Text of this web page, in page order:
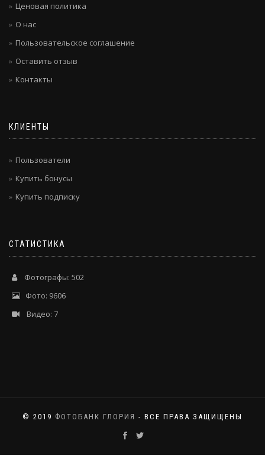
Ценовая политика
О нас
Пользовательское соглашение
Оставить отзыв
Контакты
КЛИЕНТЫ
Пользователи
Купить бонусы
Купить подписку
СТАТИСТИКА
Фотографы: 502
Фото: 9606
Видео: 7
© 2019 ФОТОБАНК ГЛОРИЯ - ВСЕ ПРАВА ЗАЩИЩЕНЫ